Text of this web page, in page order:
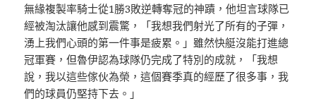
無緣複製率騎士從1勝3敗逆轉奪冠的神蹟，他坦言球隊已
經被淘汰讓他感到震驚，「我想我們射光了所有的子彈，
湧上我們心頭的第一件事是疲累。」雖然快艇沒能打進總
冠軍賽，但魯伊認為球隊仍完成了特別的成就，「我想
說，我以這些傢伙為榮，這個賽季真的經歷了很多事，我
們的球員仍堅持下去。」